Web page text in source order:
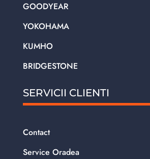
GOODYEAR
YOKOHAMA
KUMHO
BRIDGESTONE
SERVICII CLIENTI
Contact
Service Oradea